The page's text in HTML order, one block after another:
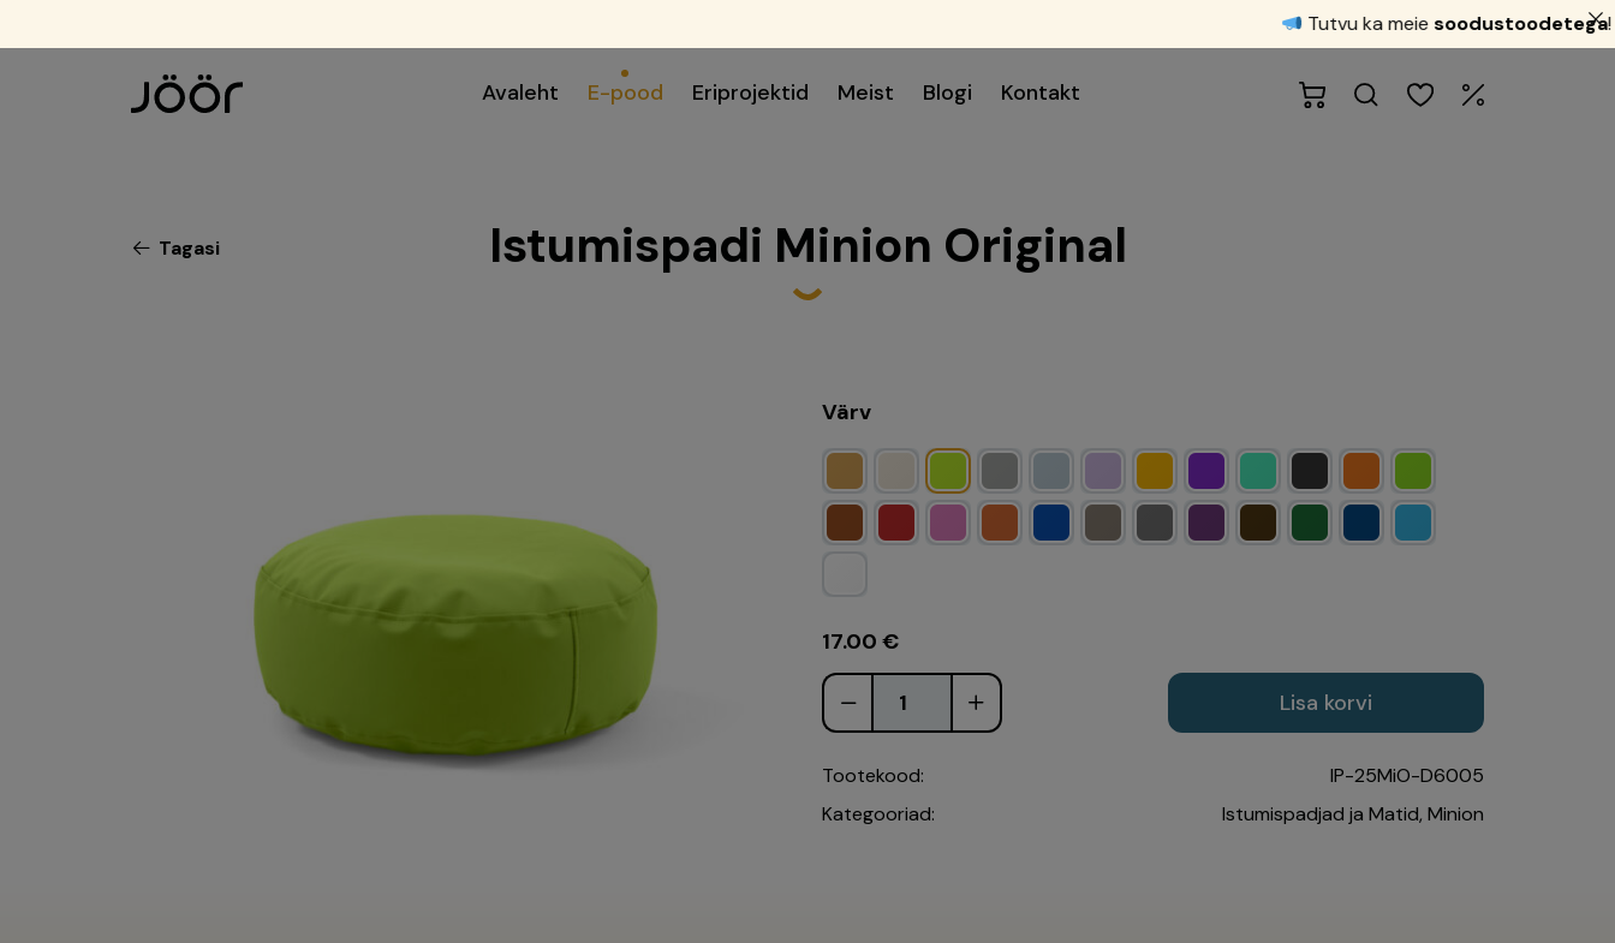
Avaleht E-pood Eriprojektid Meist Blogi Kontakt
Tagasi Istumispadi Minion Original
Värv
17.00 €
Lisa korvi
Tootekood:
IP-25MiO-D6005
Kategooriad:
Istumispadjad ja Matid, Minion
Tutvu ka meiesoodustoodetega!